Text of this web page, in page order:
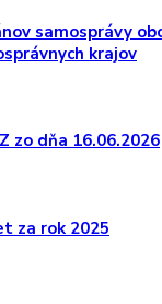
samosprávy
krajov
zo dňa 16.06.2026
za rok 2025